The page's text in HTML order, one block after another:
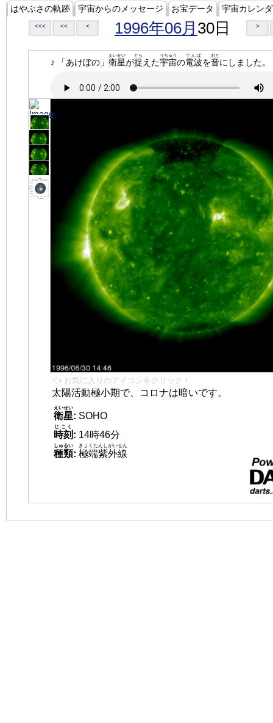
はやぶさの軌跡 宇宙からのメッセージ お宝データ 宇宙カレン
<<< << < 1996年06月 30日 >
♪ 「あけぼの」 衛星
えいせい
が捉
とら
えた宇宙
うちゅう
の電波
でんぱ
を音
おと
にしました。
👈 お気に入りのアイコンをクリック！
太陽活動極小期で、コロナは暗いです。
衛星
えいせい
: SOHO
時刻
じこく
: 14時46分
種類
しゅるい
: 極端紫外線
きょくたんしがいせん